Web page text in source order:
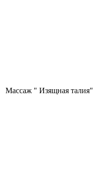
Массаж " Изящная талия"